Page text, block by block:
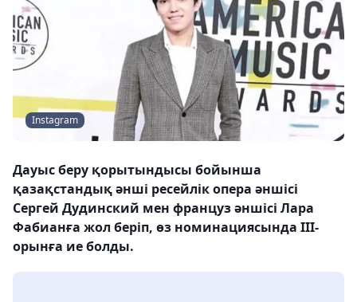
Instagram
Дауыс беру қорытындысы бойынша
қазақстандық әнші ресейлік опера әншісі
Сергей Дудинский мен француз әншісі Лара
Фабианға жол беріп, өз номинациясында ІІІ-
орынға ие болды.